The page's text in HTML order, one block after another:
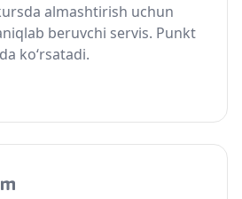
almashtirish uchun
beruvchi servis. Punkt
ko‘rsatadi.